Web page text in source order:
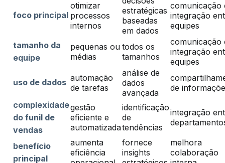
foco principal
otimizar
processos
internos
estratégicas
baseadas
em dados
comunicação
integração
equipes
tamanho da
equipe
pequenas ou
médias
todos os
tamanhos
comunicação
integração
equipes
uso de dados automação
de tarefas
análise de
dados
avançada
de
complexidade
do funil de
vendas
gestão
eficiente e
automatizada
identificação
de
tendências
integração
benefício
principal
aumenta
eficiência
fornece
insights
melhora
colaboração